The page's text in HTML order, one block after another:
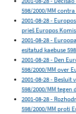
598/2000/MM
2001-08-28 -
prieš Europos
2001-08-28 -
esitatud kaebuse
2001-08-28 - Den
598/2000/MM over
2001-08-28 -
598/2000/MM tegen
2001-08-28 -
598/2000/MM proti